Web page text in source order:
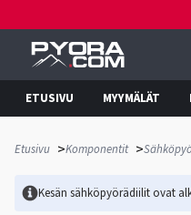
ETUSIVU MYYMÄLÄT
Etusivu >Komponentit >
Kesän sähköpyörädiilit ovat